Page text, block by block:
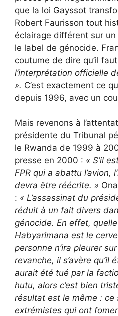
que la loi Gayssot
Robert Faurisson tout
éclairage différent sur
le label de génocide.
coutume de dire qu’il faut
l’interprétation officielle
». C’est exactement ce
depuis 1996, avec un
Mais revenons à
présidente du Tribunal
le Rwanda de 1999 à
presse en 2000 : « S’il
FPR qui a abattu l’avion,
devra être réécrite. »
: « L’assassinat du
réduit à un fait divers
génocide. En effet,
Habyarimana est le
personne n’ira pleurer
revanche, il s’avère qu’il
aurait été tué par la
hutu, alors c’est bien
résultat est le même : ce
extrémistes qui ont